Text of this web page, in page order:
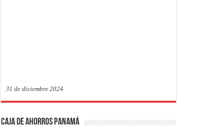
31 de diciembre 2024
Caja de Ahorros Panamá